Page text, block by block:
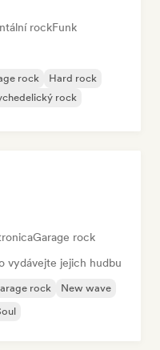
rockFunk
rock
Hard rock
rock
Garage rock
vydávejte jejich hudbu
rock
New wave